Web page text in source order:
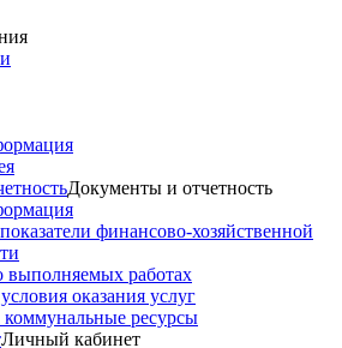
Документы и отчетность
финансово-хозяйственной
выполняемых работах
оказания услуг
ресурсы
Личный кабинет